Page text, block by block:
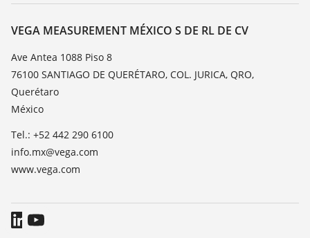
TeamViewer
Acerca de VEGA
Contacto
Notícias
Prensa
Blog
VEGA MEASUREMENT MÉXICO S DE RL DE CV
Ave Antea 1088 Piso 8
76100 SANTIAGO DE QUERÉTARO, COL. JURICA, QRO,
Querétaro
México
Tel.: +52 442 290 6100
info.mx@vega.com
www.vega.com